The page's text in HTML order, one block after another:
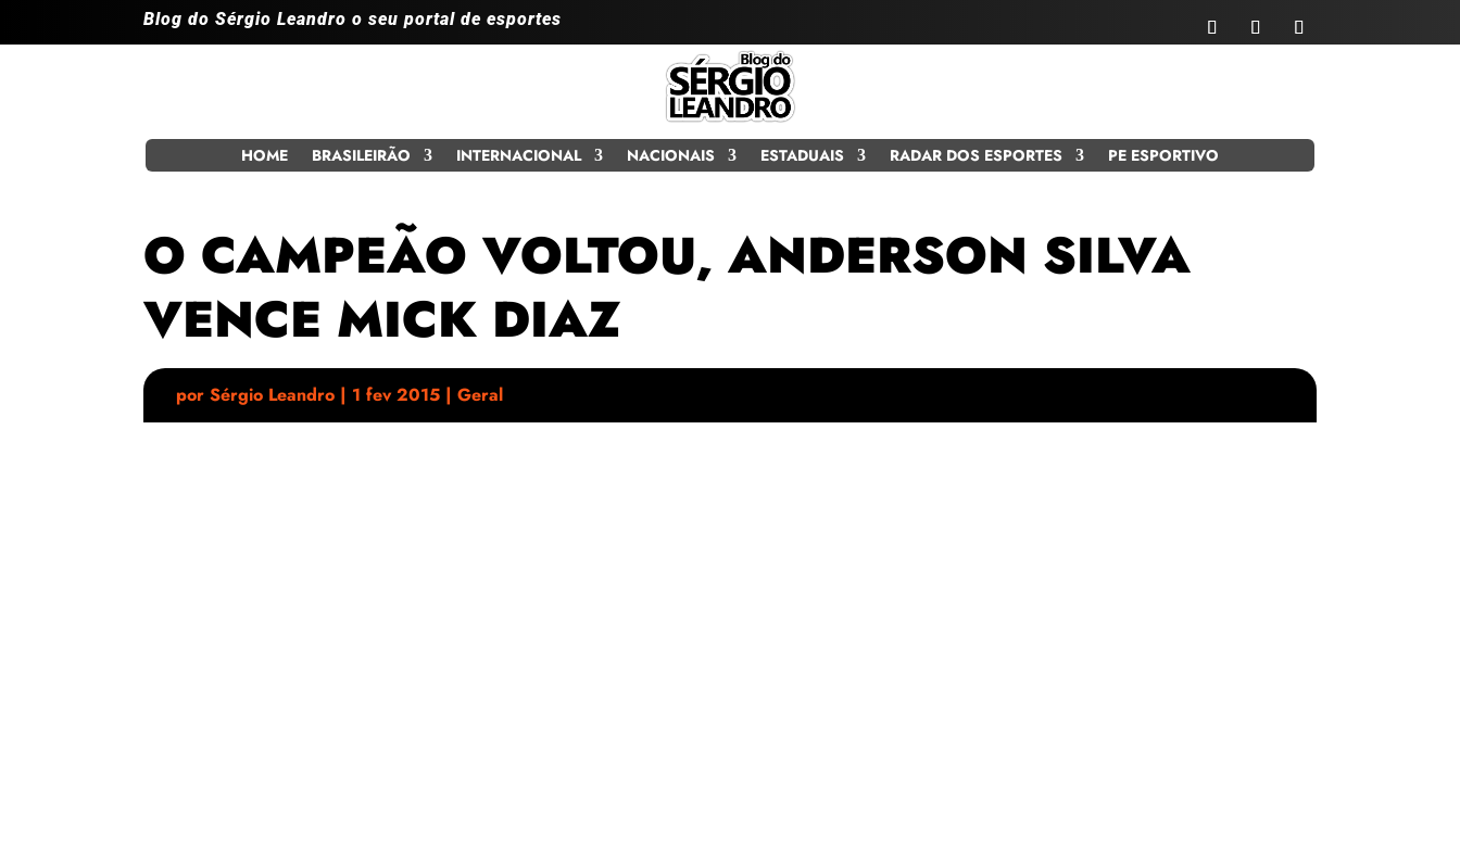
Blog do Sérgio Leandro o seu portal de esportes
HOME BRASILEIRÃO INTERNACIONAL NACIONAIS ESTADUAIS RADAR DOS ESPORTES PE ESPORTIVO
O CAMPEÃO VOLTOU, ANDERSON SILVA
VENCE MICK DIAZ
por Sérgio Leandro | 1 fev 2015 | Geral